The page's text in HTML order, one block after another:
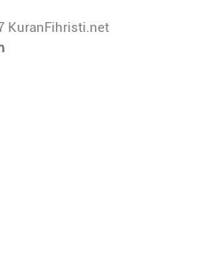
KuranFihristi.net